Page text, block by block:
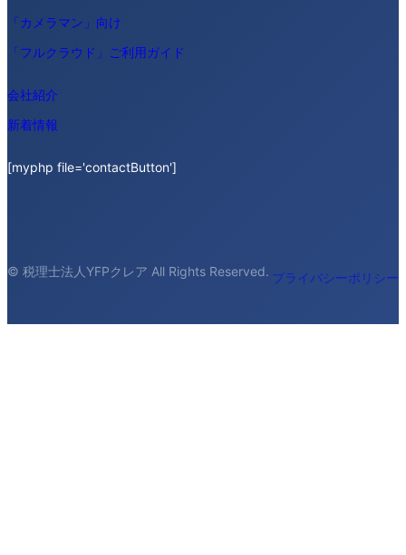
「カメラマン」向け
「フルクラウド」ご利用ガイド
会社紹介
新着情報
[myphp file='contactButton']
© 税理士法人YFPクレア All Rights Reserved. プライバシーポリシー